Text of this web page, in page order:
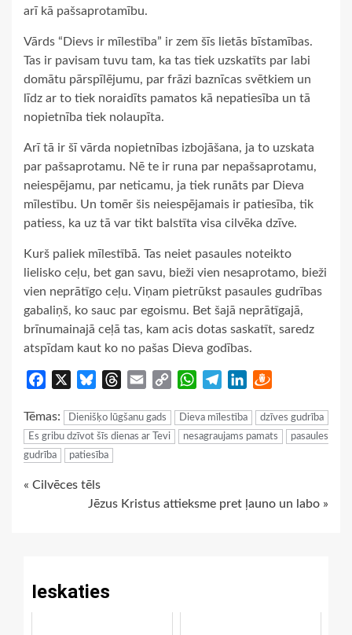
arī kā pašsaprotamību.
Vārds “Dievs ir mīlestība” ir zem šīs lietās bīstamības.
Tas ir pavisam tuvu tam, ka tas tiek uzskatīts par labi
domātu pārspīlējumu, par frāzi baznīcas svētkiem un
līdz ar to tiek noraidīts pamatos kā nepatiesība un tā
nopietnība tiek nolaupīta.
Arī tā ir šī vārda nopietnības izbojāšana, ja to uzskata
par pašsaprotamu. Nē te ir runa par nepašsaprotamu,
neiespējamu, par neticamu, ja tiek runāts par Dieva
mīlestību. Un tomēr šis neiespējamais ir patiesība, tik
patiess, ka uz tā var tikt balstīta visa cilvēka dzīve.
Kurš paliek mīlestībā. Tas neiet pasaules noteikto
lielisko ceļu, bet gan savu, bieži vien nesaprotamo, bieži
vien neprātīgo ceļu. Viņam pietrūkst pasaules gudrības
gabaliņš, ko sauc par egoismu. Bet šajā neprātīgajā,
brīnumainajā ceļā tas, kam acis dotas saskatīt, saredz
atspīdam kaut ko no pašas Dieva godības.
Facebook BlueskyThreads
Email
Copy
WhatsApp
TelegramLinkedIn
Tēmas: Dienišķo lūgšanu gads Dieva mīlestība
dzīves gudrība
Es gribu dzīvot šīs dienas ar Tevi
nesagraujams pamats
pasaules
gudrība
patiesība
Continue
« Cilvēces tēls
Jēzus Kristus attieksme pret ļauno un labo »
Ieskaties